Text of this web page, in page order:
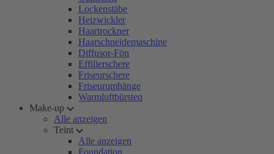
Lockenstäbe
Heizwickler
Haartrockner
Haarschneidemaschine
Diffusor-Fön
Effilierschere
Friseurschere
Friseurumhänge
Warmluftbürsten
Make-up
Alle anzeigen
Teint
Alle anzeigen
Foundation